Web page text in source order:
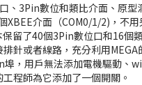
、3Pin數位和類比介面、原
XBEE介面（COM0/1/2)，不
留了40個3Pin數位口和16個
針或者線路，充分利用MEGA
，用戶無法添加電機驅動、
程師為它添加了一個開關。